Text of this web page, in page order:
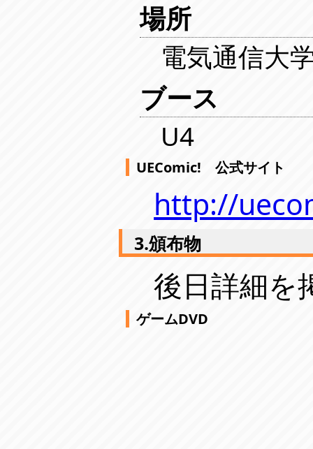
場所
電気通信大
ブース
U4
UEComic! 公式サイト
http://
3.頒布物
後日詳細を
ゲームDVD